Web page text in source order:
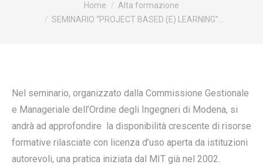
Home
Alta formazione
SEMINARIO “PROJECT BASED (E) LEARNING”…
Nel seminario, organizzato dalla Commissione Gestionale
e Manageriale dell’Ordine degli Ingegneri di Modena, si
andrà ad approfondire la disponibilità crescente di risorse
formative rilasciate con licenza d’uso aperta da istituzioni
autorevoli, una pratica iniziata dal MIT già nel 2002.